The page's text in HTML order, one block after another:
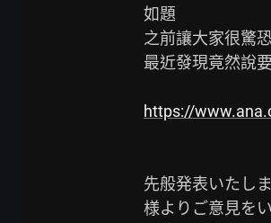
如題
之前讓大家很驚
最近發現竟然說
https://
先般発表いたし
様よりご意見を